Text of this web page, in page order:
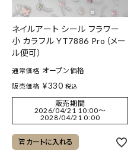
ネイルアート シール フラワー
小 カラフル YT7886 Pro（メー
ル便可）
通常価格 オープン価格
販売価格 ¥330 税込
販売期間
2026/04/21 10:00〜
2028/04/21 0:00
カートに入れる